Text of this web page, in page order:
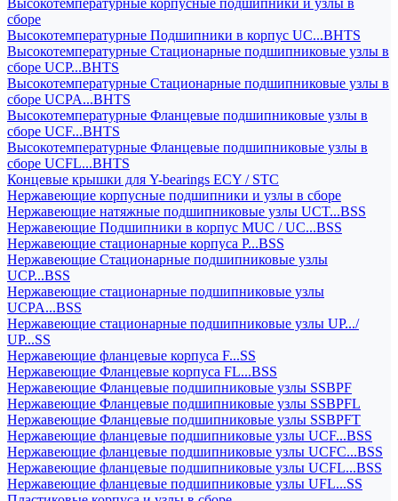
Высокотемпературные корпусные подшипники и узлы в
сборе
Высокотемпературные Подшипники в корпус UC...BHTS
Высокотемпературные Стационарные подшипниковые узлы в
сборе UCP...BHTS
Высокотемпературные Стационарные подшипниковые узлы в
сборе UCPA...BHTS
Высокотемпературные Фланцевые подшипниковые узлы в
сборе UCF...BHTS
Высокотемпературные Фланцевые подшипниковые узлы в
сборе UCFL...BHTS
Концевые крышки для Y-bearings ECY / STC
Нержавеющие корпусные подшипники и узлы в сборе
Нержавеющие натяжные подшипниковые узлы UCT...BSS
Нержавеющие Подшипники в корпус MUC / UC...BSS
Нержавеющие стационарные корпуса P...BSS
Нержавеющие Стационарные подшипниковые узлы
UCP...BSS
Нержавеющие стационарные подшипниковые узлы
UCPA...BSS
Нержавеющие стационарные подшипниковые узлы UP.../
UP...SS
Нержавеющие фланцевые корпуса F...SS
Нержавеющие Фланцевые корпуса FL...BSS
Нержавеющие Фланцевые подшипниковые узлы SSBPF
Нержавеющие Фланцевые подшипниковые узлы SSBPFL
Нержавеющие Фланцевые подшипниковые узлы SSBPFT
Нержавеющие фланцевые подшипниковые узлы UCF...BSS
Нержавеющие фланцевые подшипниковые узлы UCFC...BSS
Нержавеющие фланцевые подшипниковые узлы UCFL...BSS
Нержавеющие фланцевые подшипниковые узлы UFL...SS